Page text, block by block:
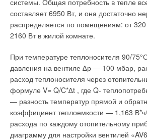
системы. Общая потребность в тепле
составляет 6950 Вт, и она достаточно
распределяется по помещениям: от 320
2160 Вт в жилой комнате.
При температуре теплоносителя 90/
давления на вентиле ∆р — 100 мбар,
расход теплоносителя через
формуле V= Q/C*∆t , где Q-
— разность температур прямой и
коэффициент теплоемкости — 1,163
расхода по каждому отопительному
диаграмму для настройки вентилей